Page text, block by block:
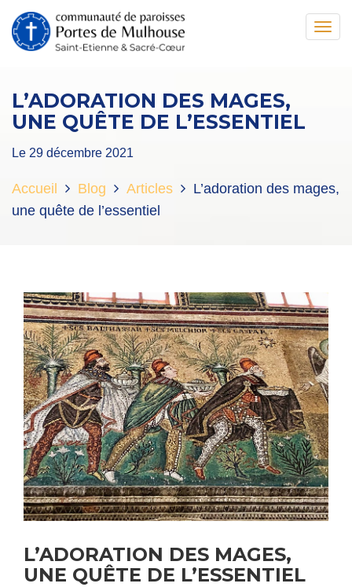
L’ADORATION DES MAGES,
UNE QUÊTE DE L’ESSENTIEL
Le 29 décembre 2021
Accueil Blog Articles
L’adoration des mages,
une quête de l’essentiel
L’ADORATION DES MAGES,
UNE QUÊTE DE L’ESSENTIEL